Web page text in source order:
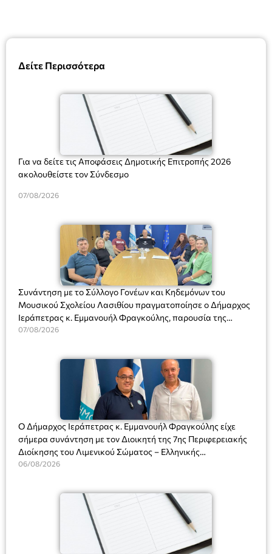
Δείτε Περισσότερα
Για να δείτε τις Αποφάσεις Δημοτικής Επιτροπής 2026
ακολουθείστε τον Σύνδεσμο
07/08/2026
Συνάντηση με το Σύλλογο Γονέων και Κηδεμόνων του
Μουσικού Σχολείου Λασιθίου πραγματοποίησε ο Δήμαρχος
Ιεράπετρας κ. Εμμανουήλ Φραγκούλης, παρουσία της
Διευθύντριας του σχολείου κας Μαριάννας Χαΐτα.
07/08/2026
Ο Δήμαρχος Ιεράπετρας κ. Εμμανουήλ Φραγκούλης είχε
σήμερα συνάντηση με τον Διοικητή της 7ης Περιφερειακής
Διοίκησης του Λιμενικού Σώματος – Ελληνικής
Ακτοφυλακής (Λ.Σ.-ΕΛ.ΑΚΤ.), Αρχιπλοίαρχο Λ.Σ. κ. Ιωάννη
06/08/2026